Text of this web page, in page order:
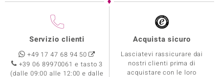
Servizio clienti
+49 17 47 68 94 50
+39 06 89970061 e tasto 3
(dalle 09:00 alle 12:00 e dalle
Acquista sicuro
Lasciatevi rassicurare dai
nostri clienti prima di
acquistare con le loro